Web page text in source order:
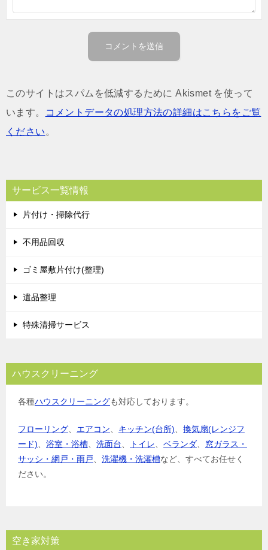
このサイトはスパムを低減するために Akismet を使って
います。
コメントデータの処理方法の詳細はこちらをご覧
ください 。
サービス一覧情報
片付け・掃除代行
不用品回収
ゴミ屋敷片付け(整理)
遺品整理
特殊清掃サービス
ハウスクリーニング
各種ハウスクリーニングも対応しております。
フローリング エアコン キッチン(台所)
換気扇(レンジフ
ード)
浴室・浴槽 洗面台 トイレ ベランダ
窓ガラス・
サッシ・網戸・雨戸
洗濯機・洗濯槽など、すべてお任せく
ださい。
空き家対策